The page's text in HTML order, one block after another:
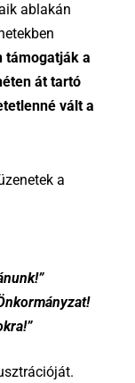
ablakán
támogatják a
át tartó
vált a
a